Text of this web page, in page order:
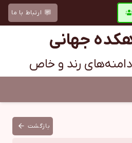
ارتباط با ما
جهانی
رند و خاص
بازگشت